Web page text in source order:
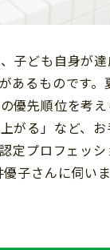
子ども自身が
あるものです
優先順位を考
がる」など、
定プロフェッ
子さんに伺いま